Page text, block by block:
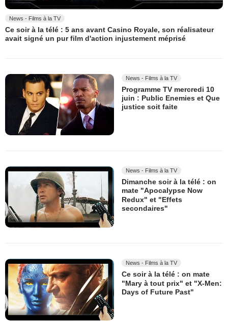
News - Films à la TV
Ce soir à la télé : 5 ans avant Casino Royale, son réalisateur
avait signé un pur film d'action injustement méprisé
News - Films à la TV
Programme TV mercredi 10
juin : Public Enemies et Que
justice soit faite
News - Films à la TV
Dimanche soir à la télé : on
mate "Apocalypse Now
Redux" et "Effets
secondaires"
News - Films à la TV
Ce soir à la télé : on mate
"Mary à tout prix" et "X-Men:
Days of Future Past"